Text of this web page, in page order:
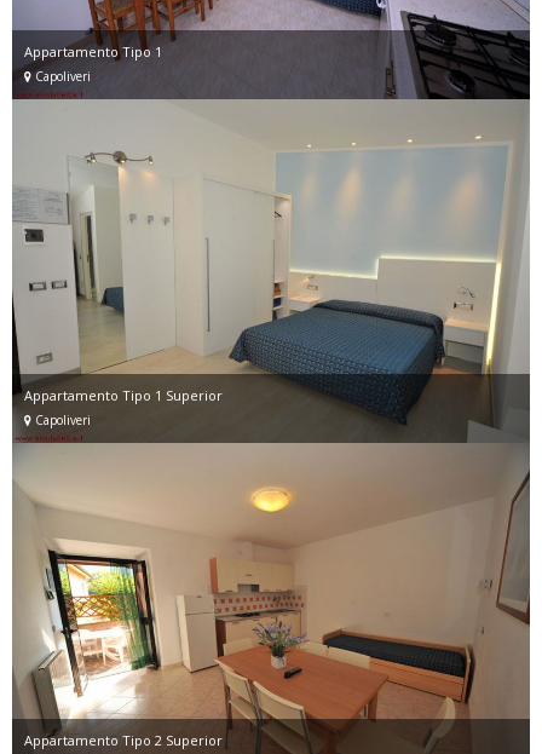
Appartamento Tipo 1
Capoliveri
Appartamento Tipo 1 Superior
Capoliveri
Appartamento Tipo 2 Superior